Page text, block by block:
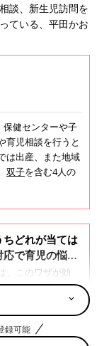
談、新生児訪問を
ている、平田かお
保健センターや子
育児相談を行うと
は出産、また地域
双子を含む4人の
どれが当ては
で育児の悩み
、このワザが効
ど、わが子には効
りませんか？それ
（＝人間が生ま
かったからかも
ランスのい
録可能